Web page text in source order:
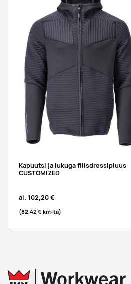
Kapuutsi ja lukuga fliisdressipluus
CUSTOMIZED
al. 102,20 €
(82,42 € km-ta)